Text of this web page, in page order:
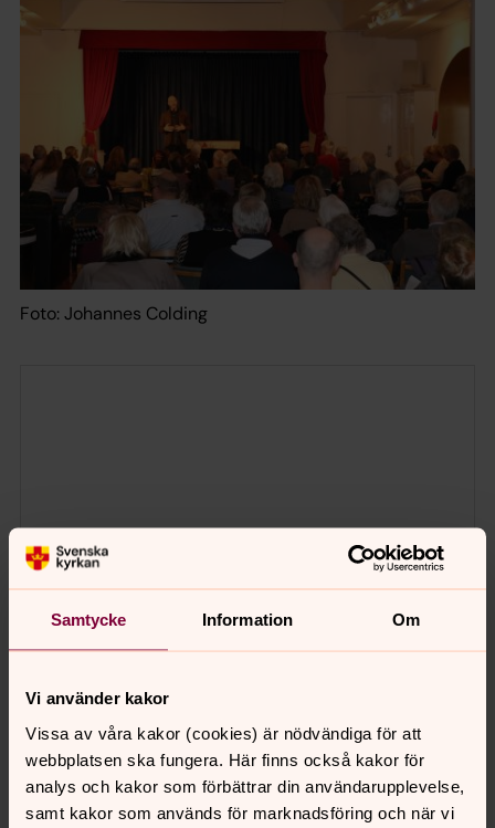
Samtycke Information Om
Vi använder kakor
Vissa av våra kakor (cookies) är nödvändiga för att
webbplatsen ska fungera. Här finns också kakor för
analys och kakor som förbättrar din användarupplevelse,
samt kakor som används för marknadsföring och när vi
Foto: Johannes Colding